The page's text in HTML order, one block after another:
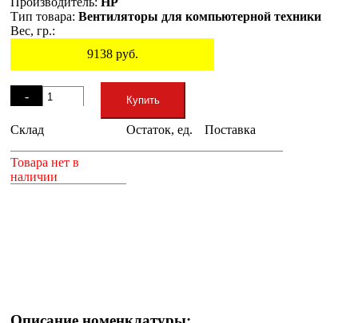
Тип товара: Вентиляторы для компьютерной техники
Вес, гр.:
9138руб.
-
+
Купить
Склад Остаток, ед. Поставка
Товара нет в
наличии